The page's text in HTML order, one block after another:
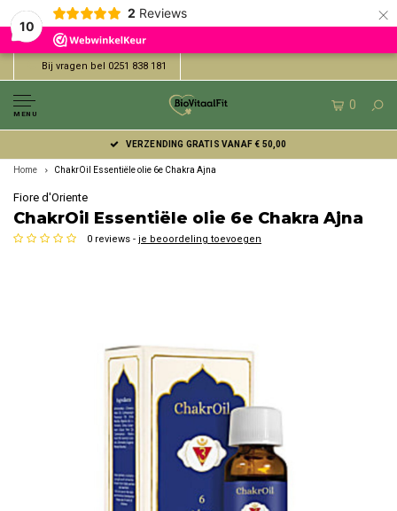
10
2 Reviews ×
Bij vragen bel 0251 838 181
MENU
0
VERZENDING GRATIS VANAF € 50,00
Home ChakrOil Essentiële olie 6e Chakra Ajna
Fiore d'Oriente
ChakrOil Essentiële olie 6e Chakra Ajna
0 reviews - je beoordeling toevoegen